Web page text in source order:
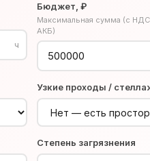
ч
Бюджет, ₽
Максимальная сумма (с
АКБ)
Узкие проходы /
Степень загрязнения